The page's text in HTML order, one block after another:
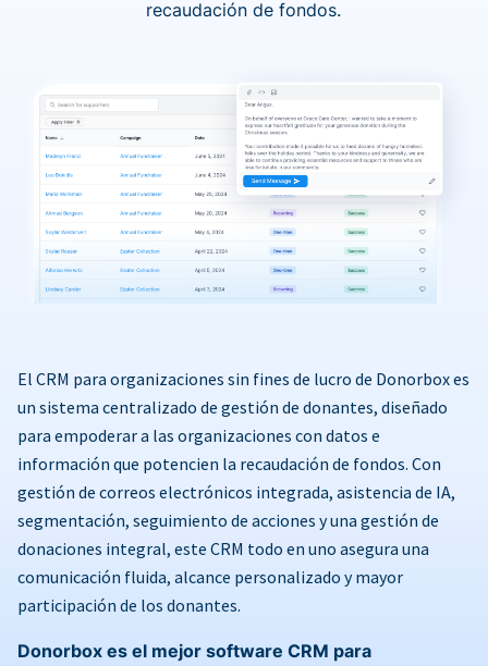
recaudación de fondos.
El CRM para organizaciones sin fines de lucro de Donorbox es
un sistema centralizado de gestión de donantes, diseñado
para empoderar a las organizaciones con datos e
información que potencien la recaudación de fondos. Con
gestión de correos electrónicos integrada, asistencia de IA,
segmentación, seguimiento de acciones y una gestión de
donaciones integral, este CRM todo en uno asegura una
comunicación fluida, alcance personalizado y mayor
participación de los donantes.
Donorbox es el mejor software CRM para